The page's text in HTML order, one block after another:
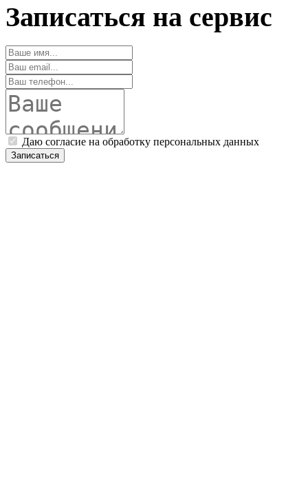
Записаться на сервис
Даю согласие на обработку персональных данных
Записаться